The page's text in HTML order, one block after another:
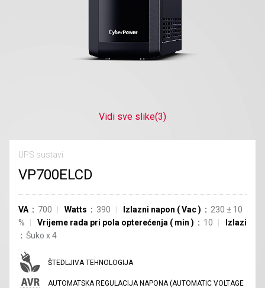
Vidi sve slike(3)
UPS sustavi
VP700ELCD
VA 700 Watts 390 Izlazni napon (Vac) 230 ± 10
%
Vrijeme rada pri pola opterećenja ( min ) 10
Izlazi
Šuko x4
ŠTEDLJIVA TEHNOLOGIJA
AUTOMATSKA REGULACIJA NAPONA (AUTOMATIC VOLTAGE